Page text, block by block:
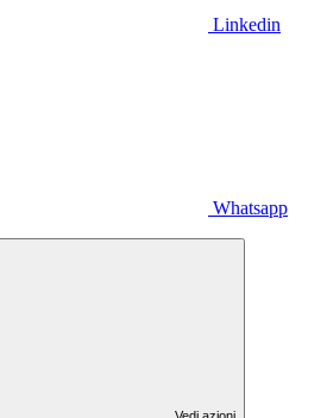
Linkedin
Whatsapp